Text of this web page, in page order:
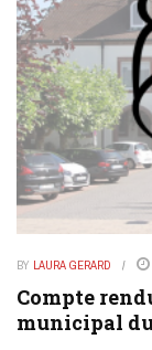
BY LAURA GERARD
Compte
municipal